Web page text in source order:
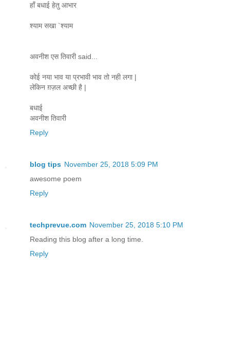
हाँ बधाई हेतु आभार
श्याम सखा `श्याम
अवनीश एस तिवारी said...
कोई नया भाव या प्रभावी भाव तो नही लगा |
लेकिन ग़ज़ल अच्छी है |
बधाई
अवनीश तिवारी
Reply
blog tips November 25, 2018 5:09 PM
awesome poem
Reply
techprevue.com November 25, 2018 5:10 PM
Reading this blog after a long time.
Reply